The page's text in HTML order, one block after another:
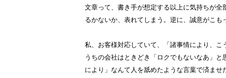
文章って、書き手が想定する以上に気持ちが
るかないか、表れてしまう。逆に、誠意がこ
私、お客様対応していて、「諸事情により、
うちの会社はときどき「ロクでもないなあ」
により」なんて人を舐めたような言葉で済ま